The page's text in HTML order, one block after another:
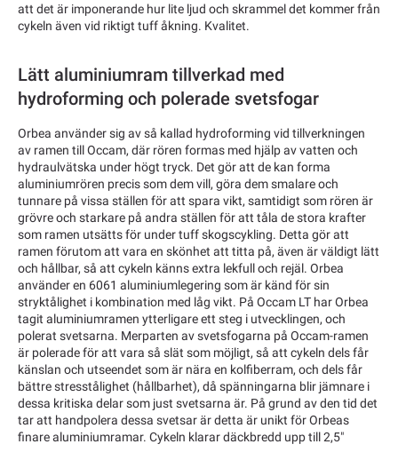
att det är imponerande hur lite ljud och skrammel det kommer från
cykeln även vid riktigt tuff åkning. Kvalitet.
Lätt aluminiumram tillverkad med
hydroforming och polerade svetsfogar
Orbea använder sig av så kallad hydroforming vid tillverkningen
av ramen till Occam, där rören formas med hjälp av vatten och
hydraulvätska under högt tryck. Det gör att de kan forma
aluminiumrören precis som dem vill, göra dem smalare och
tunnare på vissa ställen för att spara vikt, samtidigt som rören är
grövre och starkare på andra ställen för att tåla de stora krafter
som ramen utsätts för under tuff skogscykling. Detta gör att
ramen förutom att vara en skönhet att titta på, även är väldigt lätt
och hållbar, så att cykeln känns extra lekfull och rejäl. Orbea
använder en 6061 aluminiumlegering som är känd för sin
stryktålighet i kombination med låg vikt. På Occam LT har Orbea
tagit aluminiumramen ytterligare ett steg i utvecklingen, och
polerat svetsarna. Merparten av svetsfogarna på Occam-ramen
är polerade för att vara så slät som möjligt, så att cykeln dels får
känslan och utseendet som är nära en kolfiberram, och dels får
bättre stresstålighet (hållbarhet), då spänningarna blir jämnare i
dessa kritiska delar som just svetsarna är. På grund av den tid det
tar att handpolera dessa svetsar är detta är unikt för Orbeas
finare aluminiumramar. Cykeln klarar däckbredd upp till 2,5"